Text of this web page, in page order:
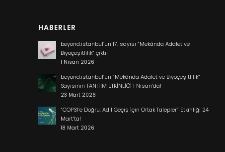
HABERLER
beyond.istanbul’un 17. sayısı “Mekânda Adalet ve
Biyoçeşitlilik” çıktı!
1 Nisan 2026
beyond.istanbul’un “Mekânda Adalet ve Biyoçeşitlilik”
Sayısının TANITIM ETKİNLİĞİ 1 Nisan’da!
23 Mart 2026
“COP31’e Doğru: Adil Geçiş İçin Ortak Talepler” Etkinliği 24
Mart’ta!
18 Mart 2026